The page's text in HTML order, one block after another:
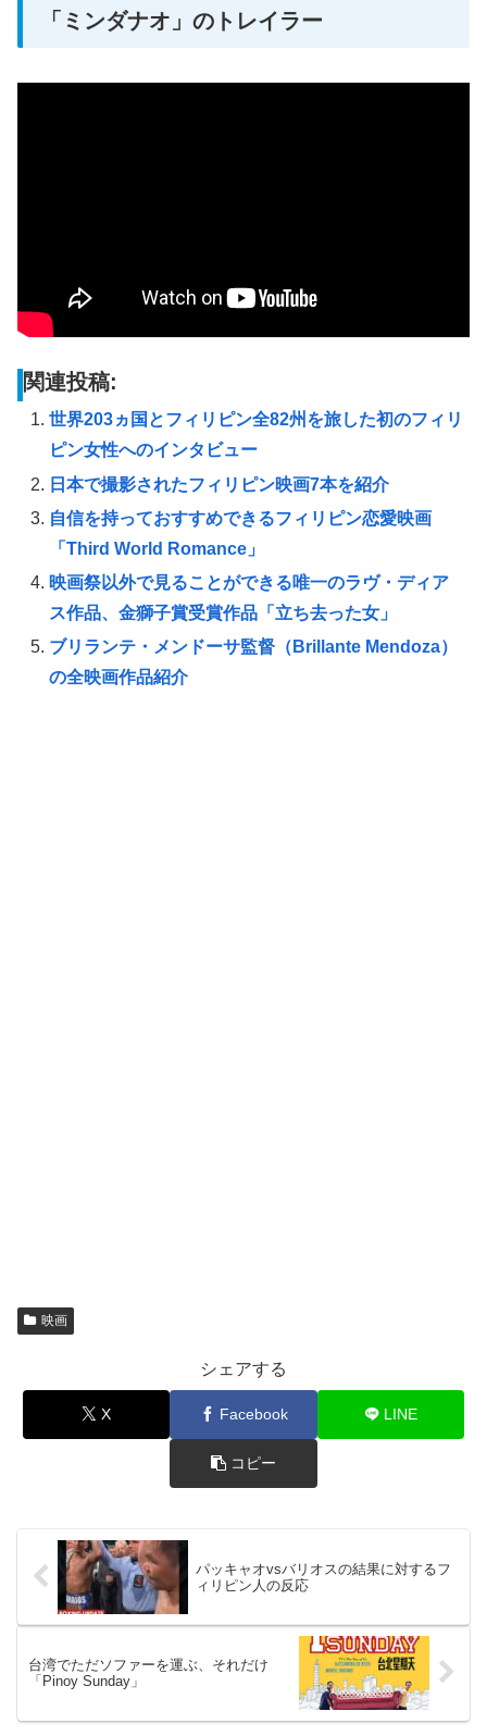
「ミンダナオ」のトレイラー
関連投稿:
世界203ヵ国とフィリピン全82州を旅した初のフィリ
ピン女性へのインタビュー
日本で撮影されたフィリピン映画7本を紹介
自信を持っておすすめできるフィリピン恋愛映画
「Third World Romance」
映画祭以外で見ることができる唯一のラヴ・ディア
ス作品、金獅子賞受賞作品「立ち去った女」
ブリランテ・メンドーサ監督（Brillante Mendoza）
の全映画作品紹介
映画
シェアする
X Facebook LINE
コピー
パッキャオvsバリオスの結果に対するフ
ィリピン人の反応
台湾でただソファーを運ぶ、それだけ
「Pinoy Sunday」